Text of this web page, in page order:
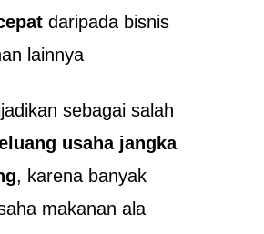
daripada bisnis
lainnya
sebagai salah
usaha jangka
, karena banyak
makanan ala